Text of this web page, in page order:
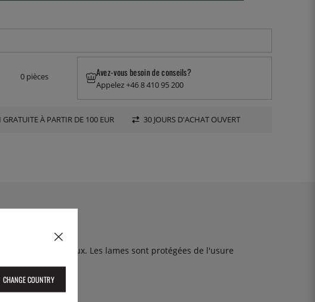
0 pièces Avez-vous besoin de conseils?
Appelez +46 8 410 95 200
À PARTIR DE 100 EUR 30 JOURS D'ACHAT OUVERT
vos couteaux. Les lames sont protégées de l'usure
CHANGE COUNTRY